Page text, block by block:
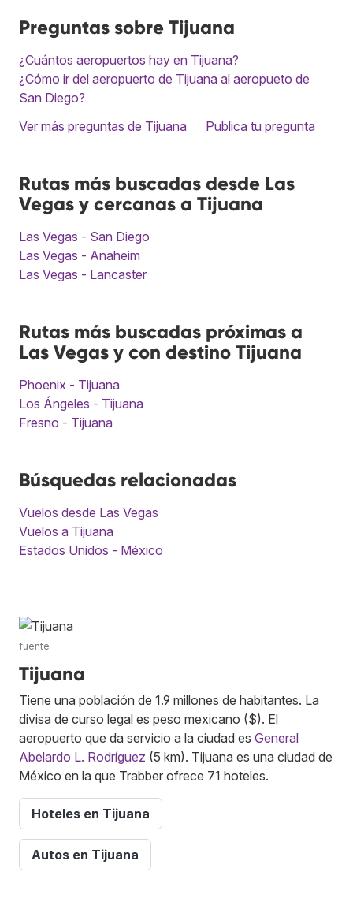
Preguntas sobre Tijuana
¿Cuántos aeropuertos hay en Tijuana?
¿Cómo ir del aeropuerto de Tijuana al aeropueto de
San Diego?
Ver más preguntas de Tijuana
Publica tu pregunta
Rutas más buscadas desde Las
Vegas y cercanas a Tijuana
Las Vegas - San Diego
Las Vegas - Anaheim
Las Vegas - Lancaster
Rutas más buscadas próximas a
Las Vegas y con destino Tijuana
Phoenix - Tijuana
Los Ángeles - Tijuana
Fresno - Tijuana
Búsquedas relacionadas
Vuelos desde Las Vegas
Vuelos a Tijuana
Estados Unidos - México
fuente
Tijuana
Tiene una población de 1.9 millones de habitantes. La
divisa de curso legal es peso mexicano ($). El
aeropuerto que da servicio a la ciudad es General
Abelardo L. Rodríguez (5 km). Tijuana es una ciudad de
México en la que Trabber ofrece 71 hoteles.
Hoteles en Tijuana
Autos en Tijuana